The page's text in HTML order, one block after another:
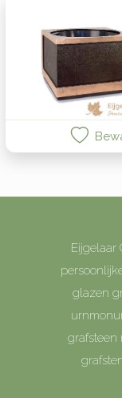
Eijgelaar
glazen
grafsteen